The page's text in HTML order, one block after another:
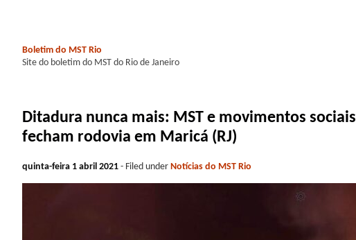
Boletim do MST Rio
Site do boletim do MST do Rio de Janeiro
Ditadura nunca mais: MST e movimentos sociais
fecham rodovia em Maricá (RJ)
quinta-feira 1 abril 2021 - Filed under Notícias do MST Rio